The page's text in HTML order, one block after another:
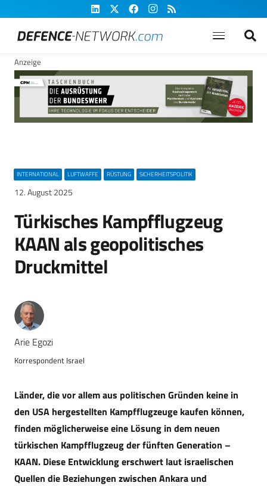
Anzeige
INTERNATIONAL LUFTWAFFE RÜSTUNG SICHERHEITSPOLITIK
12. August 2025
Türkisches Kampfflugzeug
KAAN als geopolitisches
Druckmittel
Arie Egozi
Korrespondent Israel
Länder, die vor allem aus politischen Gründen keine in
den USA hergestellten Kampfflugzeuge kaufen können,
finden möglicherweise eine Lösung in dem neuen
türkischen Kampfflugzeug der fünften Generation –
KAAN. Diese Entwicklung erschwert laut israelischen
Quellen die Beziehungen zwischen Ankara und